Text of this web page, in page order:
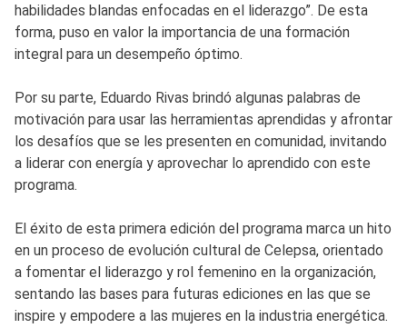
habilidades blandas enfocadas en el liderazgo”. De esta
forma, puso en valor la importancia de una formación
integral para un desempeño óptimo.
Por su parte, Eduardo Rivas brindó algunas palabras de
motivación para usar las herramientas aprendidas y afrontar
los desafíos que se les presenten en comunidad, invitando
a liderar con energía y aprovechar lo aprendido con este
programa.
El éxito de esta primera edición del programa marca un hito
en un proceso de evolución cultural de Celepsa, orientado
a fomentar el liderazgo y rol femenino en la organización,
sentando las bases para futuras ediciones en las que se
inspire y empodere a las mujeres en la industria energética.